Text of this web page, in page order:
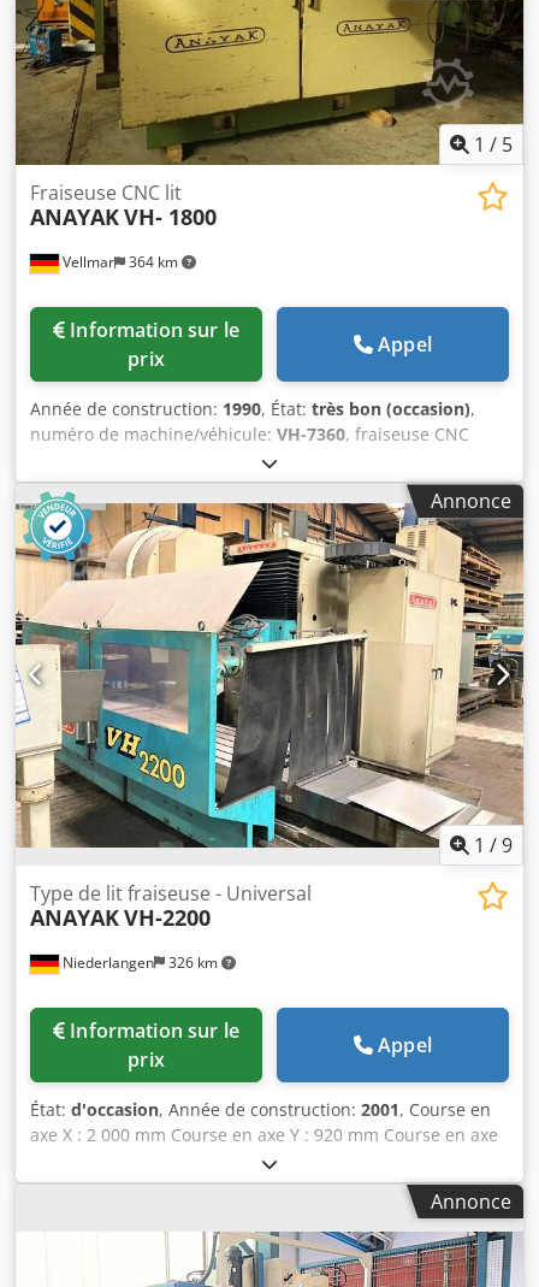
1 / 5
Vellmar 364 km
Fraiseuse CNC lit
ANAYAKVH- 1800
prix
Appel
Année de construction: 1990, État: très bon (occasion),
numéro de machine/véhicule: VH-7360, fraiseuse CNC
d’occasion en bon état, avec commande Heidenhain, tête
HURON, système de serrage hydraulique des outils,
installation de refroidissement, lubrification centralisée,
éclairage, écran TFT neuf. Course X/Y/Z : 1600/800/650 mm
Interface de broche : SK 50 Vitesse de broche : 60-1800
tr/min Djdpfjdzy Uysx Afxjkr Avance de travail : 10-3000
mm/min Avance rapide : 10 m/min Surface de fixation de
la table : 1800 x 610 mm Poids de la machine : 9500 kg
Capacité de charge de la table : 3000 kg
Annonce
1 /9
Niederlangen 326 km
Type de lit fraiseuse - Universal
ANAYAKVH-2200
prix
Appel
État: d'occasion, Année de construction: 2001, Course en
axe X : 2 000 mm Course en axe Y : 920 mm Course en axe
Z : 900 mm Surface de fixation de la table : 2 200 x 750 mm
Charge admissible de la table : 3 t Nombre de rainures
en T : 6 Largeur des rainures en T : 18 mm Espacement
des rainures en T : 120 mm Interface de broche : ISO 50
DIN 69871-B Vitesse de rotation de la broche (max.) :
Annonce